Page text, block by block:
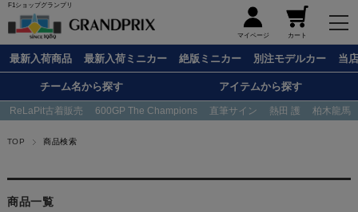
F1ショップグランプリ
マイページ カート
最新入荷商品 最新入荷ミニカー 絶版ミニカー 別注モデルカー 当
チーム名から探す アイテムから探す
ReLaPit古着販売 600GP The Champions 直筆サイン 熱田 護 柏木龍馬
TOP 商品検索
商品一覧